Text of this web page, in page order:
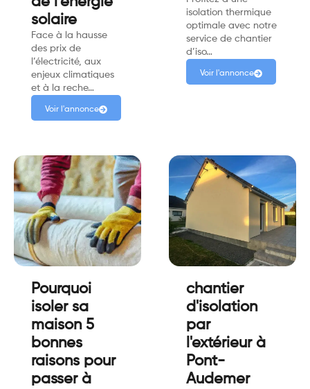
solaire
Face à la hausse
des prix de
l’électricité, aux
enjeux climatiques
et à la reche…
Voir l'annonce
isolation thermique
optimale avec notre
service de chantier
d’iso…
Voir l'annonce
Pourquoi
isoler sa
maison 5
bonnes
raisons pour
passer à
chantier
d'isolation
par
l'extérieur à
Pont-
Audemer